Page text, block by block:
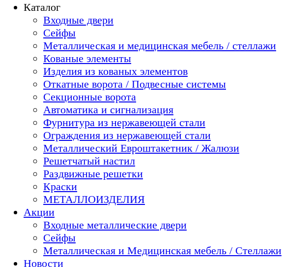
Каталог
Входные двери
Сейфы
Металлическая и медицинская мебель / стеллажи
Кованые элементы
Изделия из кованых элементов
Откатные ворота / Подвесные системы
Секционные ворота
Автоматика и сигнализация
Фурнитура из нержавеющей стали
Ограждения из нержавеющей стали
Металлический Евроштакетник / Жалюзи
Решетчатый настил
Раздвижные решетки
Краски
МЕТАЛЛОИЗДЕЛИЯ
Акции
Входные металлические двери
Сейфы
Металлическая и Медицинская мебель / Стеллажи
Новости